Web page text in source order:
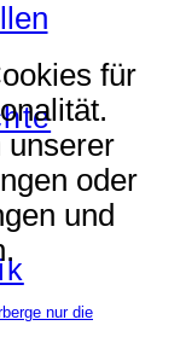
für
unserer
oder
und
nur die